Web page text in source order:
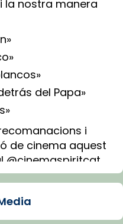
la nostra manera
del Papa»
i
de cinema aquest
@cinemaspiritcat
(OpenAI)